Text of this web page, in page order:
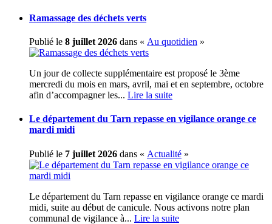
Ramassage des déchets verts
Publié le 8 juillet 2026 dans « Au quotidien »
Un jour de collecte supplémentaire est proposé le 3ème
mercredi du mois en mars, avril, mai et en septembre, octobre
afin d’accompagner les... Lire la suite
Le département du Tarn repasse en vigilance orange ce
mardi midi
Publié le 7 juillet 2026 dans « Actualité »
Le département du Tarn repasse en vigilance orange ce mardi
midi, suite au début de canicule. Nous activons notre plan
communal de vigilance à... Lire la suite